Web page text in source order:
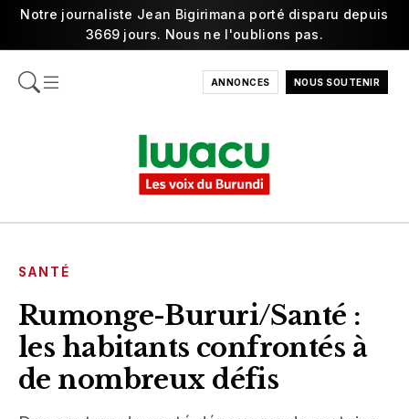
Notre journaliste Jean Bigirimana porté disparu depuis
3669 jours. Nous ne l'oublions pas.
ANNONCES NOUS SOUTENIR
SANTÉ
Rumonge-Bururi/Santé :
les habitants confrontés à
de nombreux défis